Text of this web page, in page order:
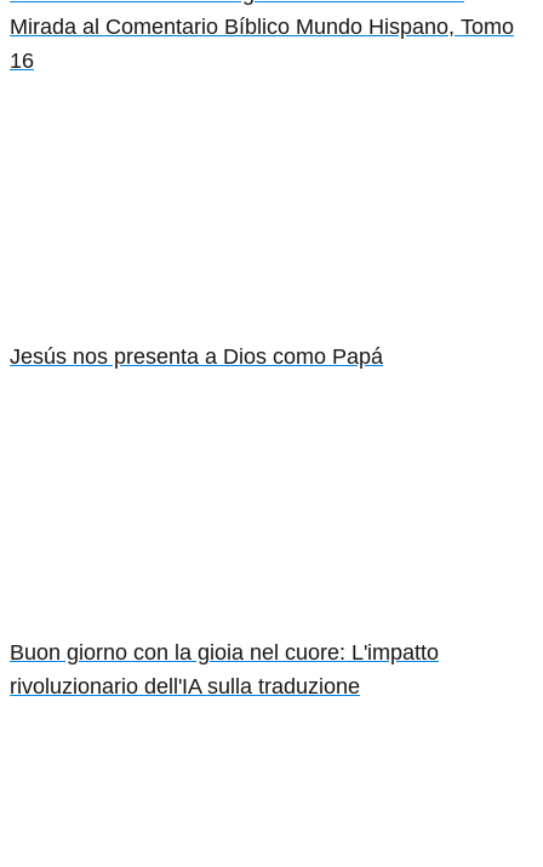
Mirada al Comentario Bíblico Mundo Hispano, Tomo
16
Jesús nos presenta a Dios como Papá
Buon giorno con la gioia nel cuore: L'impatto
rivoluzionario dell'IA sulla traduzione